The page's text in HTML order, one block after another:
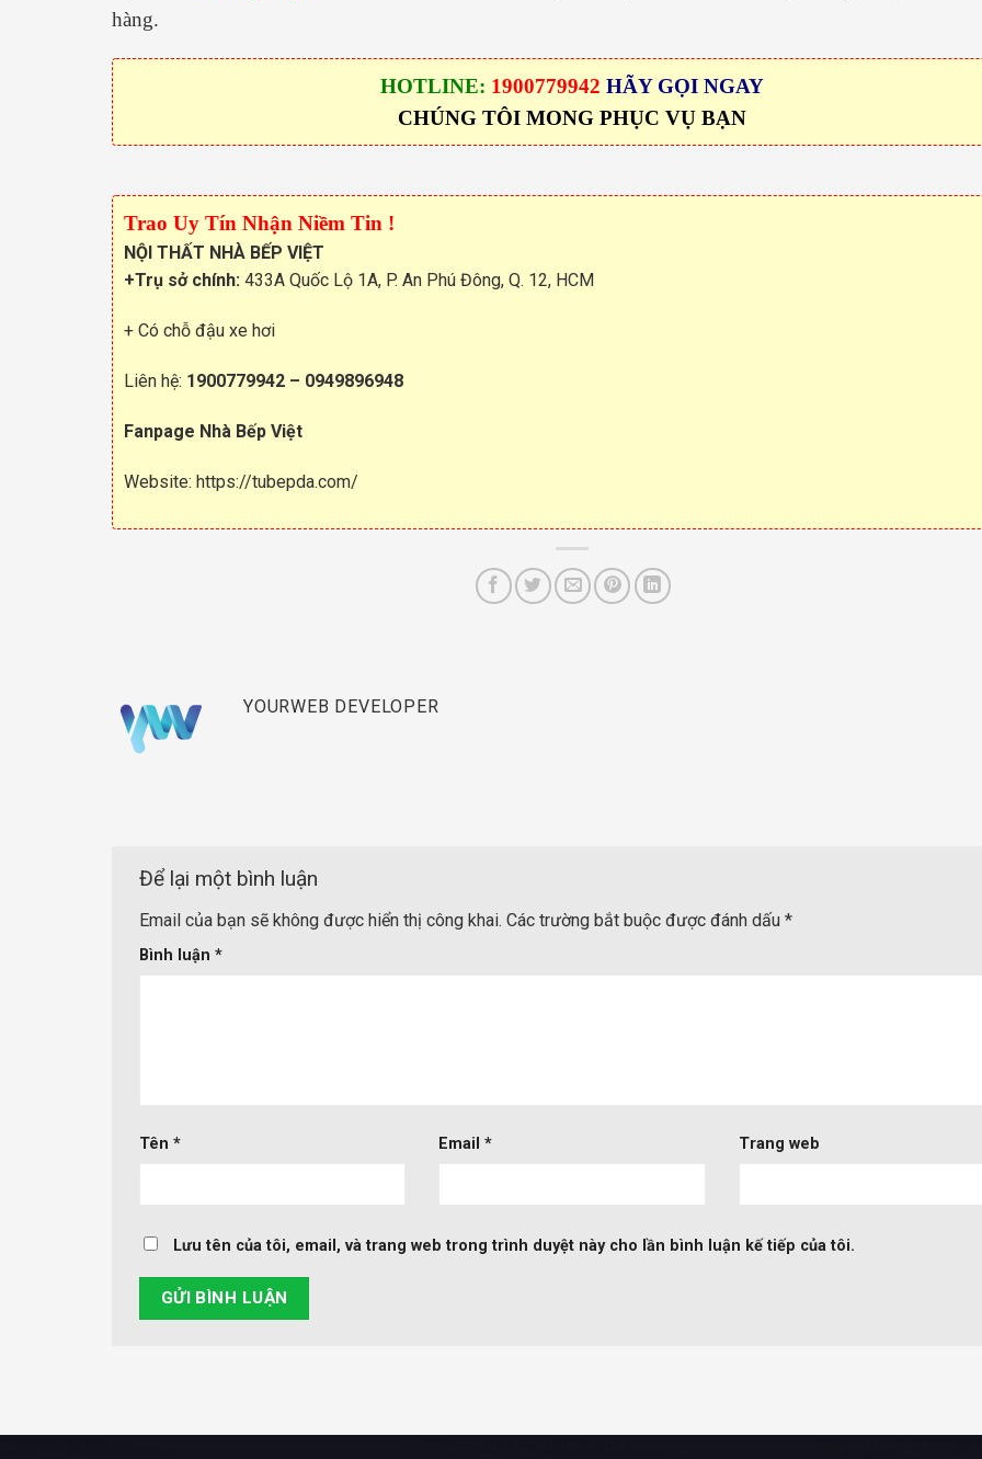
hàng.
HOTLINE: 1900779942 HÃY GỌI NGAY
CHÚNG TÔI MONG PHỤC VỤ BẠN
Trao Uy Tín Nhận Niềm Tin !
NỘI THẤT NHÀ BẾP VIỆT
+Trụ sở chính: 433A Quốc Lộ 1A, P. An Phú Đông, Q. 12, HCM
+ Có chỗ đậu xe hơi
Liên hệ: 1900779942 – 0949896948
Fanpage Nhà Bếp Việt
Website: https://tubepda.com/
YOURWEB DEVELOPER
Để lại một bình luận
Email của bạn sẽ không được hiển thị công khai. Các trường bắt buộc được đánh dấu *
Bình luận *
Tên * Email* Trang web
Lưu tên của tôi, email, và trang web trong trình duyệt này cho lần bình luận kế tiếp của tôi.